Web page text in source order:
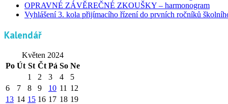
OPRAVNÉ ZÁVĚREČNÉ ZKOUŠKY – harmonogram
Vyhlášení 3. kola přijímacího řízení do prvních ročníků
Kalendář
Květen 2024
Po Út St Čt Pá So Ne
1
2 3 4
5
6
7 8 9 10 11 12
13 14 15 16 17 18 19